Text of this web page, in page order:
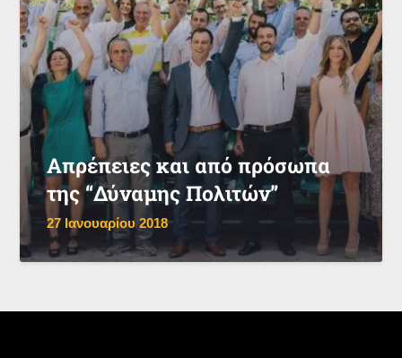
Απρέπειες και από πρόσωπα
της “Δύναμης Πολιτών”
27 Ιανουαρίου 2018